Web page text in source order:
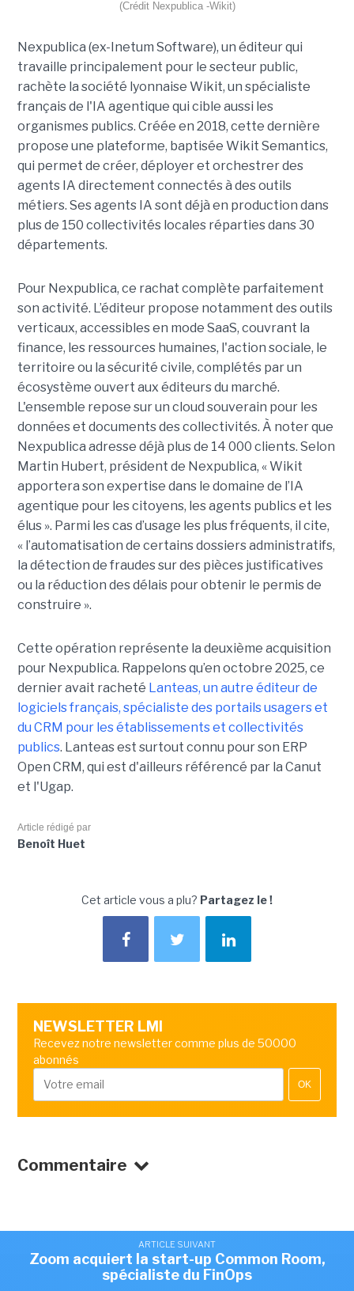
(Crédit Nexpublica -Wikit)
Nexpublica (ex-Inetum Software), un éditeur qui
travaille principalement pour le secteur public,
rachète la société lyonnaise Wikit, un spécialiste
français de l'IA agentique qui cible aussi les
organismes publics. Créée en 2018, cette dernière
propose une plateforme, baptisée Wikit Semantics,
qui permet de créer, déployer et orchestrer des
agents IA directement connectés à des outils
métiers. Ses agents IA sont déjà en production dans
plus de 150 collectivités locales réparties dans 30
départements.
Pour Nexpublica, ce rachat complète parfaitement
son activité. L’éditeur propose notamment des outils
verticaux, accessibles en mode SaaS, couvrant la
finance, les ressources humaines, l'action sociale, le
territoire ou la sécurité civile, complétés par un
écosystème ouvert aux éditeurs du marché.
L'ensemble repose sur un cloud souverain pour les
données et documents des collectivités. À noter que
Nexpublica adresse déjà plus de 14 000 clients. Selon
Martin Hubert, président de Nexpublica, « Wikit
apportera son expertise dans le domaine de l’IA
agentique pour les citoyens, les agents publics et les
élus ». Parmi les cas d’usage les plus fréquents, il cite,
« l’automatisation de certains dossiers administratifs,
la détection de fraudes sur des pièces justificatives
ou la réduction des délais pour obtenir le permis de
construire ».
Cette opération représente la deuxième acquisition
pour Nexpublica. Rappelons qu’en octobre 2025, ce
dernier avait racheté Lanteas, un autre éditeur de
logiciels français, spécialiste des portails usagers et
du CRM pour les établissements et collectivités
publics. Lanteas est surtout connu pour son ERP
Open CRM, qui est d'ailleurs référencé par la Canut
et l'Ugap.
Article rédigé par
Benoît Huet
Cet article vous a plu? Partagez le !
NEWSLETTER LMI
Recevez notre newsletter comme plus de 50000
abonnés
OK
Commentaire
ARTICLE SUIVANT
Zoom acquiert la start-up Common Room,
spécialiste du FinOps